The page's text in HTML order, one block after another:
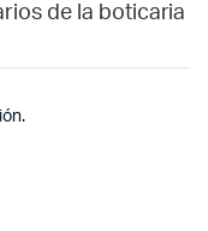
de la boticaria